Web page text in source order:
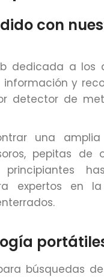
con
dedicada a los
y
detector de
una
pepitas de
expertos en
búsquedas